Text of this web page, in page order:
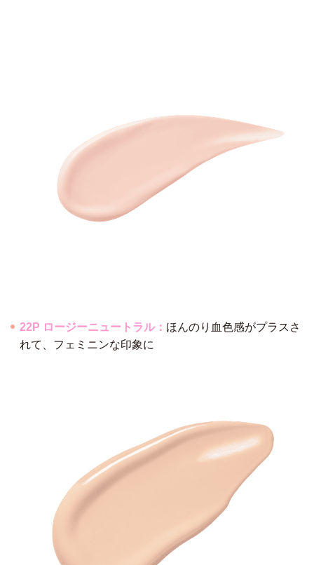
22P ロージーニュートラル： ほんのり血色感がプラスさ
れて、フェミニンな印象に